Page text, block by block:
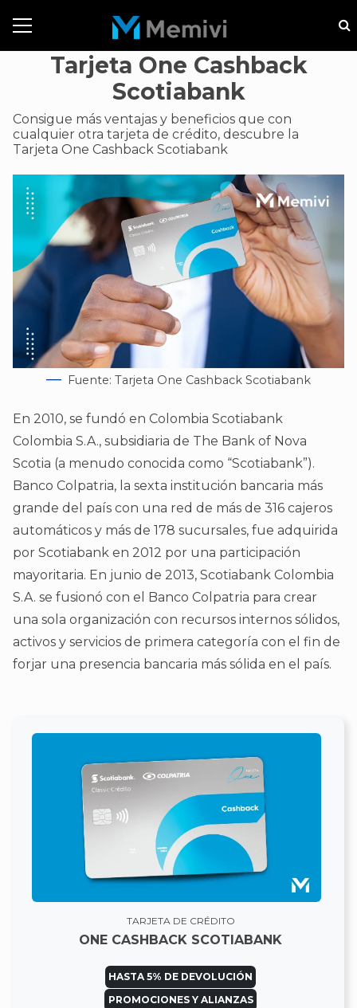
Tarjeta One Cashback
Scotiabank
Consigue más ventajas y beneficios que con
cualquier otra tarjeta de crédito, descubre la
Tarjeta One Cashback Scotiabank
Fuente: Tarjeta One Cashback Scotiabank
En 2010, se fundó en Colombia Scotiabank
Colombia S.A., subsidiaria de The Bank of Nova
Scotia (a menudo conocida como “Scotiabank”).
Banco Colpatria, la sexta institución bancaria más
grande del país con una red de más de 316 cajeros
automáticos y más de 178 sucursales, fue adquirida
por Scotiabank en 2012 por una participación
mayoritaria. En junio de 2013, Scotiabank Colombia
S.A. se fusionó con el Banco Colpatria para crear
una sola organización con recursos internos sólidos,
activos y servicios de primera categoría con el fin de
forjar una presencia bancaria más sólida en el país.
TARJETA DE CRÉDITO
ONE CASHBACK SCOTIABANK
HASTA 5% DE DEVOLUCIÓN
PROMOCIONES Y ALIANZAS